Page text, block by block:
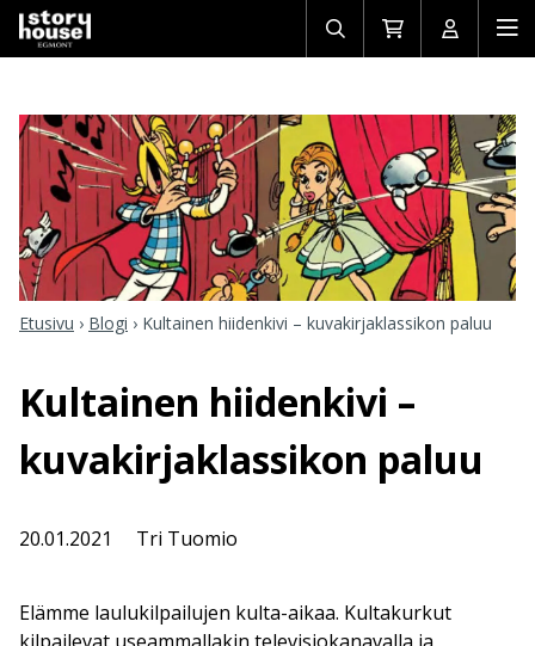
Avaa/sulje
haku
Siirry
ostoskoriin
Avaa/
Etusivu › Blogi › Kultainen hiidenkivi – kuvakirjaklassikon paluu
Kultainen hiidenkivi –
kuvakirjaklassikon paluu
20.01.2021 Tri Tuomio
Elämme laulukilpailujen kulta-aikaa. Kultakurkut